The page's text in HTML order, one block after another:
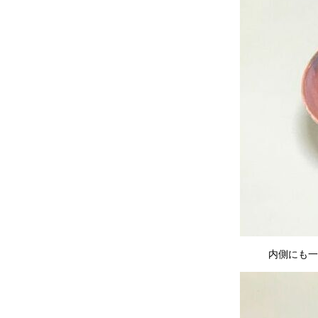
内側にも